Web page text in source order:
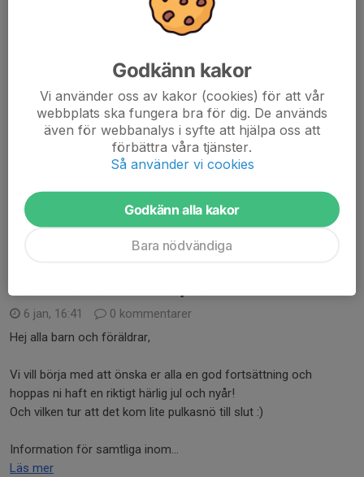
Bra jobbat på träningen idag !
Här kommer en liten påminnelse från infon på träningen.
Pga sportlovsvecka, är träningen lördag v.7 inställd
// Ledarna
6 jan, 16:41
0 kommentarer
Hej alla barn och föräldrar,
Vi vill börja med att önska er alla en god fortsättning och
hoppas ni haft en riktigt härlig jul och nyår!
Och vilken tur att det kom lite pulkasnö till slut :)
Information för samtliga inom...
Läs mer
Godkänn kakor
Vi använder oss av kakor (cookies) för att vår
webbplats ska fungera bra för dig. De används
även för webbanalys i syfte att hjälpa oss att
förbättra våra tjänster.
Så använder vi cookies
Godkänn alla kakor
Bara nödvändiga